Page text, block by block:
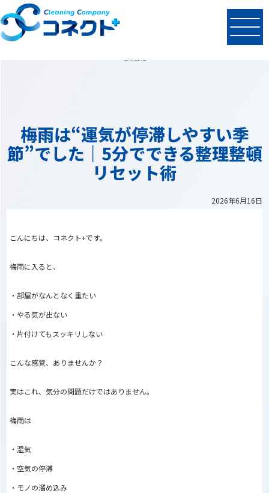
NEWS
梅雨は“運気が停滞しやすい季
節”でした｜5分でできる整理整頓
リセット術
2026年6月16日
こんにちは、コネクト+です。
梅雨に入ると、
・部屋がなんとなく重たい
・やる気が出ない
・片付けてもスッキリしない
こんな感覚、ありませんか？
実はこれ、気分の問題だけではありません。
梅雨は
・湿気
・空気の停滞
・モノの溜め込み